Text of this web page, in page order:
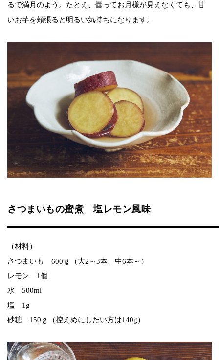
るで満月のよう。たとえ、曇ってお月様が見えなくても、甘
いお芋を頬張ると明るい気持ちになります。
さつまいもの蜜煮 塩レモン風味
（材料）
さつまいも 600ｇ（大2～3本、中6本～）
レモン 1個
水 500ml
塩 1g
砂糖 150ｇ（控えめにしたい方は140g）